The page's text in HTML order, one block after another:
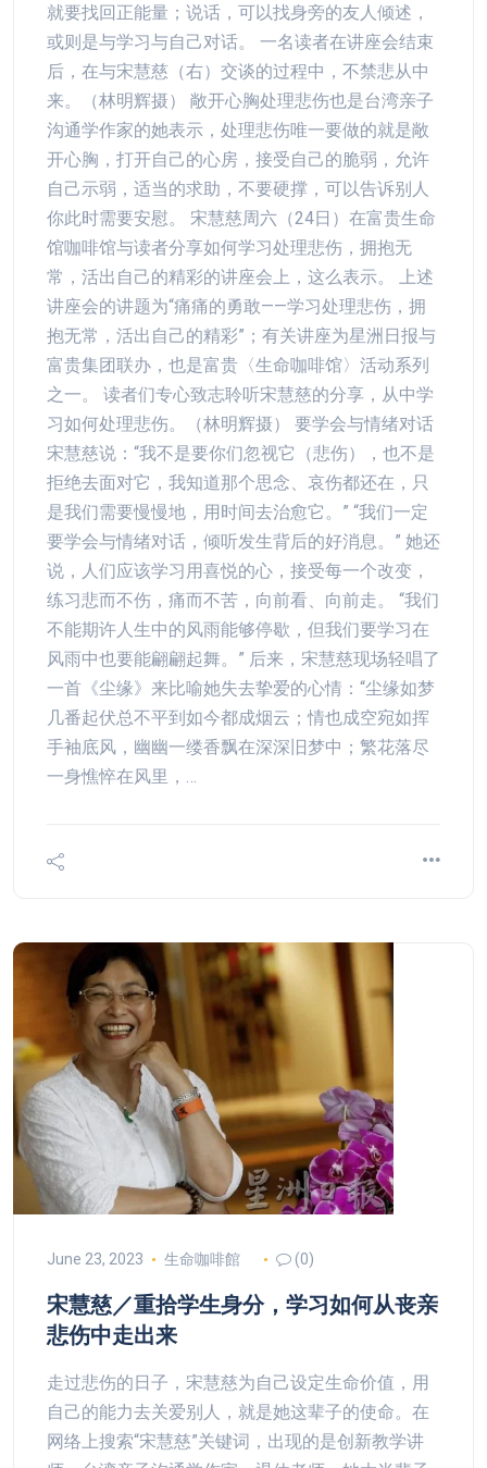
就要找回正能量；说话，可以找身旁的友人倾述，
或则是与学习与自己对话。 一名读者在讲座会结束
后，在与宋慧慈（右）交谈的过程中，不禁悲从中
来。（林明辉摄） 敞开心胸处理悲伤也是台湾亲子
沟通学作家的她表示，处理悲伤唯一要做的就是敞
开心胸，打开自己的心房，接受自己的脆弱，允许
自己示弱，适当的求助，不要硬撑，可以告诉别人
你此时需要安慰。 宋慧慈周六（24日）在富贵生命
馆咖啡馆与读者分享如何学习处理悲伤，拥抱无
常，活出自己的精彩的讲座会上，这么表示。 上述
讲座会的讲题为“痛痛的勇敢——学习处理悲伤，拥
抱无常，活出自己的精彩”；有关讲座为星洲日报与
富贵集团联办，也是富贵〈生命咖啡馆〉活动系列
之一。 读者们专心致志聆听宋慧慈的分享，从中学
习如何处理悲伤。（林明辉摄） 要学会与情绪对话
宋慧慈说：“我不是要你们忽视它（悲伤），也不是
拒绝去面对它，我知道那个思念、哀伤都还在，只
是我们需要慢慢地，用时间去治愈它。” “我们一定
要学会与情绪对话，倾听发生背后的好消息。” 她还
说，人们应该学习用喜悦的心，接受每一个改变，
练习悲而不伤，痛而不苦，向前看、向前走。 “我们
不能期许人生中的风雨能够停歇，但我们要学习在
风雨中也要能翩翩起舞。” 后来，宋慧慈现场轻唱了
一首《尘缘》来比喻她失去挚爱的心情：“尘缘如梦
几番起伏总不平到如今都成烟云；情也成空宛如挥
手袖底风，幽幽一缕香飘在深深旧梦中；繁花落尽
一身憔悴在风里，…
June 23, 2023 生命咖啡館 (0)
宋慧慈／重拾学生身分，学习如何从丧亲
悲伤中走出来
走过悲伤的日子，宋慧慈为自己设定生命价值，用
自己的能力去关爱别人，就是她这辈子的使命。在
网络上搜索“宋慧慈”关键词，出现的是创新教学讲